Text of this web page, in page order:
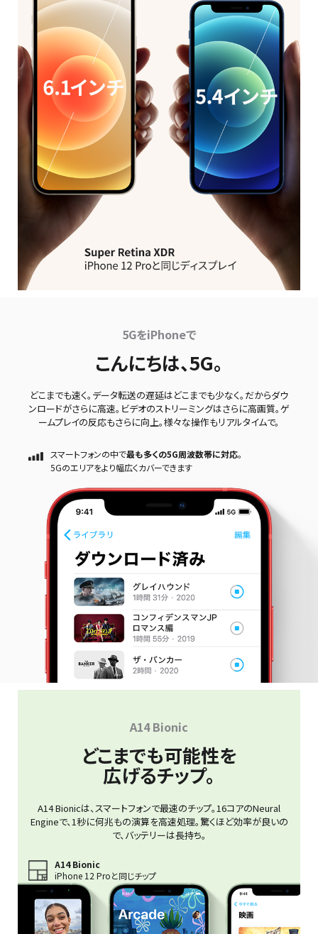
5GをiPhoneで
こんにちは、5G。
どこまでも速く。データ転送の遅延はどこまでも少なく。だからダウ
ンロードがさらに高速。ビデオのストリーミングはさらに高画質。ゲ
ームプレイの反応もさらに向上。様々な操作もリアルタイムで。
スマートフォンの中で最も多くの5G周波数帯に対応。
5Gのエリアをより幅広くカバーできます
A14 Bionic
どこまでも可能性を
広げるチップ。
A14 Bionicは、スマートフォンで最速のチップ。16コアのNeural
Engineで、1秒に何兆もの演算を高速処理。驚くほど効率が良いの
で、バッテリーは長持ち。
A14 Bionic
iPhone 12 Proと同じチップ